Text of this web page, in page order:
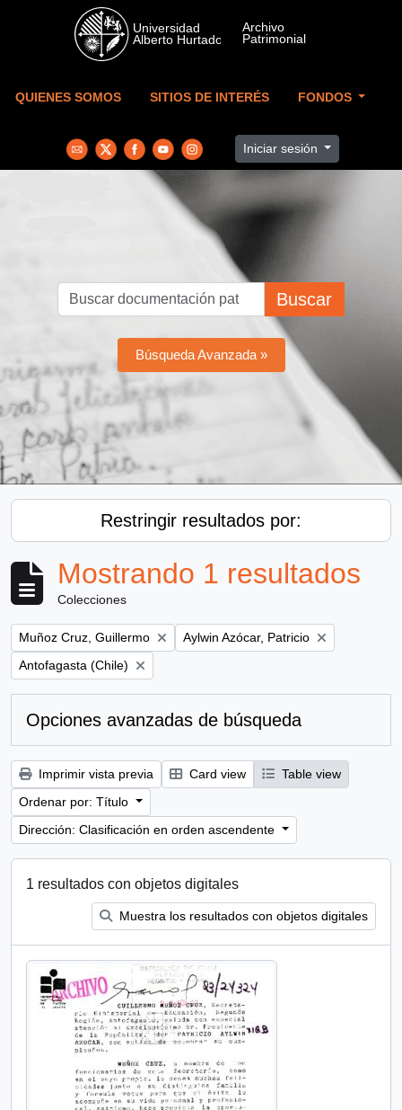
Skip to main content
QUIENES SOMOS SITIOS DE INTERÉS FONDOS
Iniciar sesión
Buscar
Búsqueda Avanzada »
Restringir resultados por:
Mostrando 1 resultados
Colecciones
Remove filter:
Muñoz Cruz, Guillermo Remove filter:
Aylwin Azócar, Patricio
Remove filter:
Antofagasta (Chile)
Opciones avanzadas de búsqueda
Imprimir vista previa Card view
Table view
Ordenar por: Título
Dirección: Clasificación en orden ascendente
1 resultados con objetos digitales
Muestra los resultados con objetos digitales